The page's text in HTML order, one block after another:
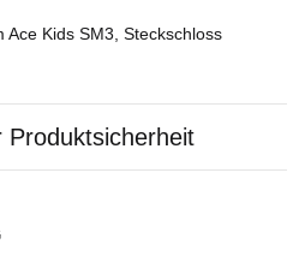
Ace Kids SM3, Steckschloss
Produktsicherheit